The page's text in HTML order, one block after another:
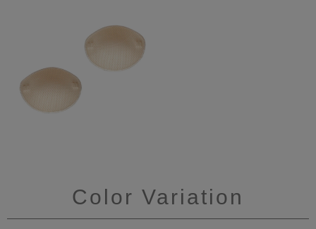
Color Variation